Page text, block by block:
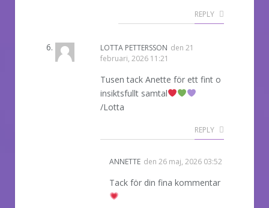
REPLY
LOTTA PETTERSSON den 21
februari, 2026 11:21
Tusen tack Anette för ett fint o
insiktsfullt samtal
/Lotta
REPLY
ANNETTE den 26 maj, 2026 03:52
Tack för din fina kommentar